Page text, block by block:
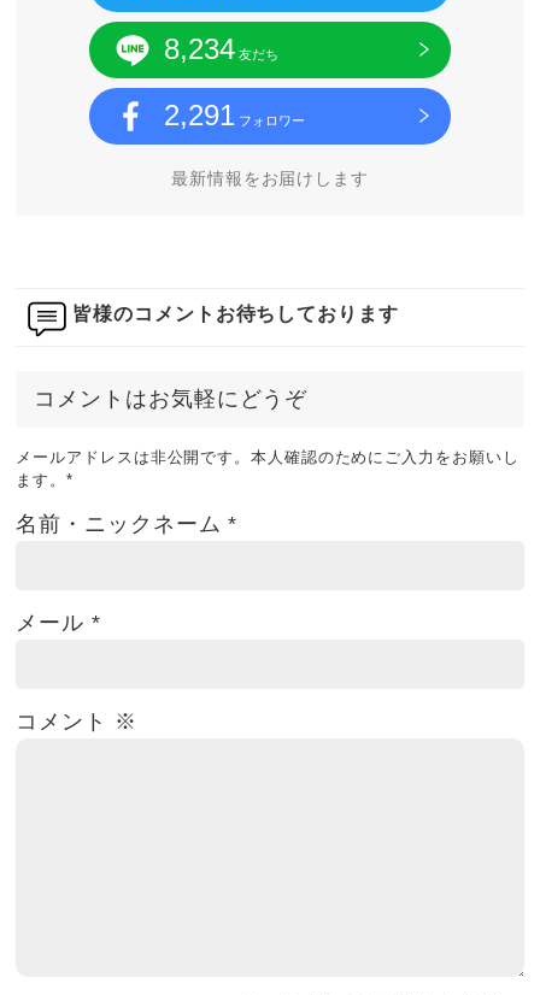
8,234 友だち
2,291 フォロワー
最新情報をお届けします
皆様のコメントお待ちしております
コメントはお気軽にどうぞ
メールアドレスは非公開です。本人確認のためにご入力をお願いし
ます。*
名前・ニックネーム*
メール*
コメント ※